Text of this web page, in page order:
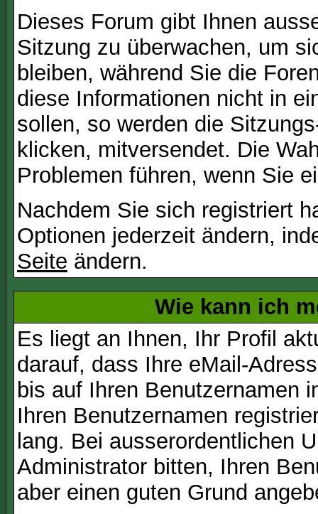
Dieses Forum gibt Ihnen
Sitzung zu überwachen, um
bleiben, während Sie die
diese Informationen nicht in
sollen, so werden die
klicken, mitversendet. Die
Problemen führen, wenn Sie
Nachdem Sie sich registriert
Optionen jederzeit ändern,
Seite ändern.
Wie kann ich
Es liegt an Ihnen, Ihr Profil
darauf, dass Ihre eMail-
bis auf Ihren Benutzernamen
Ihren Benutzernamen
lang. Bei ausserordentlichen
Administrator bitten, Ihren
aber einen guten Grund